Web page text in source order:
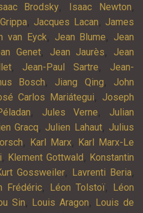
Brodsky, Isaac Newton,
, Jacques Lacan, James
van Eyck, Jean Blume, Jean
Genet, Jean Jaurès, Jean
, Jean-Paul Sartre, Jean-
Bosch, Jiang Qing, John
Carlos Mariátegui, Joseph
, Jules Verne, Julian
Gracq, Julien Lahaut, Julius
, Karl Marx, Karl Marx-Le
, Klement Gottwald , Konstantin
Gossweiler, Lavrenti Beria,
Frédéric, Léon Tolstoï,
Léon
Sin, Louis Aragon, Louis de